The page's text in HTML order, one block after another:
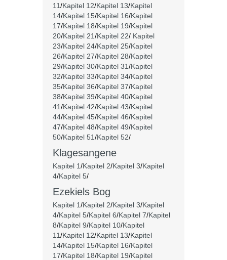
11/Kapitel 12/Kapitel 13/Kapitel
14/Kapitel 15/Kapitel 16/Kapitel
17/Kapitel 18/Kapitel 19/Kapitel
20/Kapitel 21/Kapitel 22/ Kapitel
23/Kapitel 24/Kapitel 25/Kapitel
26/Kapitel 27/Kapitel 28/Kapitel
29/Kapitel 30/Kapitel 31/Kapitel
32/Kapitel 33/Kapitel 34/Kapitel
35/Kapitel 36/Kapitel 37/Kapitel
38/Kapitel 39/Kapitel 40/Kapitel
41/Kapitel 42/Kapitel 43/Kapitel
44/Kapitel 45/Kapitel 46/Kapitel
47/Kapitel 48/Kapitel 49/Kapitel
50/Kapitel 51/Kapitel 52/
Klagesangene
Kapitel 1/Kapitel 2/Kapitel 3/Kapitel
4/Kapitel 5/
Ezekiels Bog
Kapitel 1/Kapitel 2/Kapitel 3/Kapitel
4/Kapitel 5/Kapitel 6/Kapitel 7/Kapitel
8/Kapitel 9/Kapitel 10/Kapitel
11/Kapitel 12/Kapitel 13/Kapitel
14/Kapitel 15/Kapitel 16/Kapitel
17/Kapitel 18/Kapitel 19/Kapitel